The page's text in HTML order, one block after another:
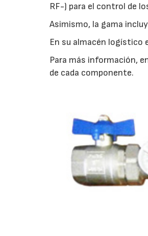
RF-) para el control de
Asimismo, la gama
En su almacén logístico
Para más información,
de cada componente.